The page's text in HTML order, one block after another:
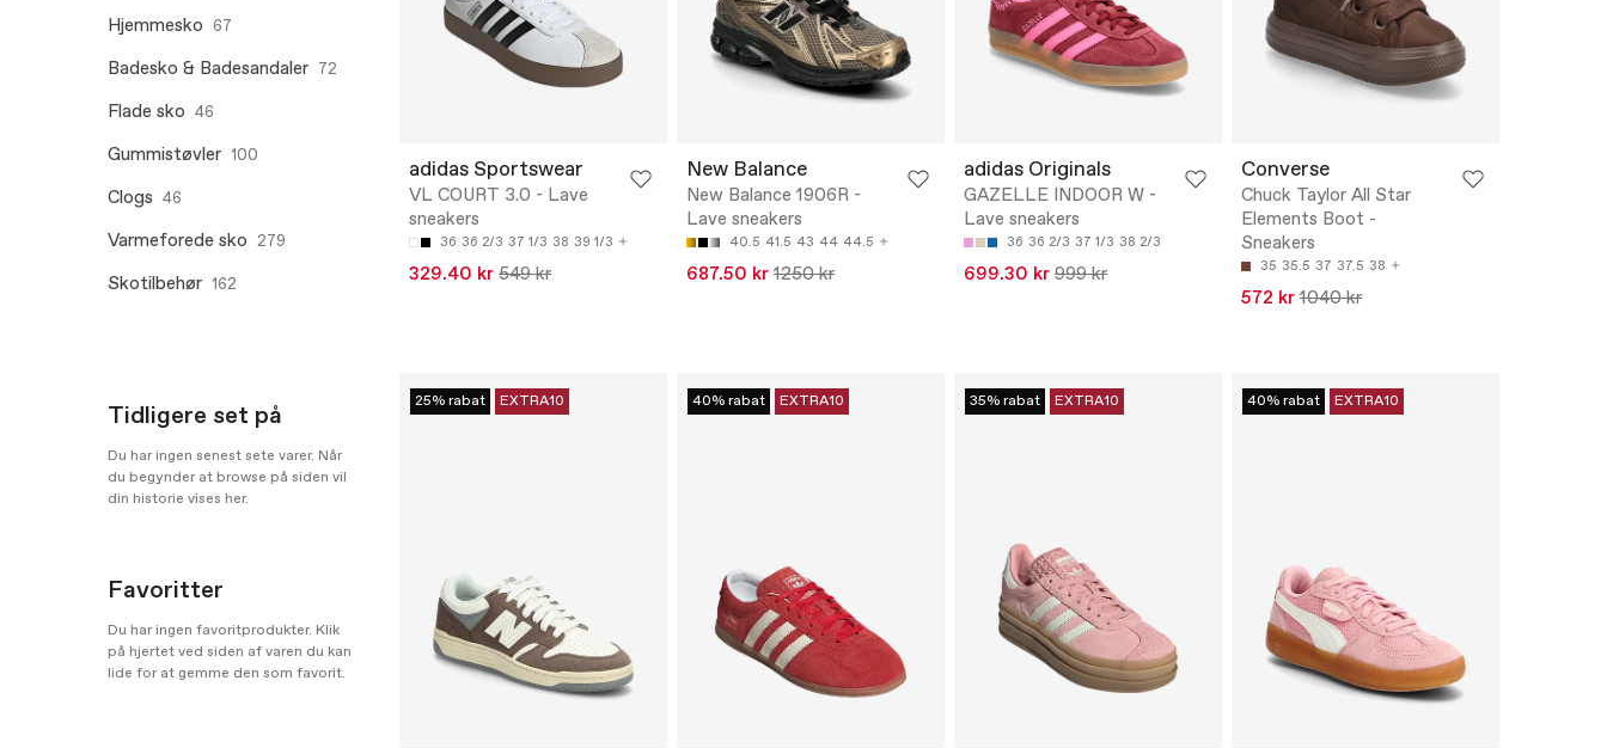
Hjemmesko 67
Badesko & Badesandaler 72
Flade sko 46
Gummistøvler 100
Clogs 46
Varmeforede sko 279
Skotilbehør 162
Tidligere set på
Du har ingen senest sete varer. Når
du begynder at browse på siden vil
din historie vises her.
Favoritter
Du har ingen favoritprodukter. Klik
på hjertet ved siden af varen du kan
lide for at gemme den som favorit.
adidas Sportswear
VL COURT 3.0 - Lave
sneakers
36 36 2/3 37 1/3 38 39 1/3
329.40 kr 549 kr
New Balance
New Balance 1906R -
Lave sneakers
40.5 41.5 43 44 44.5
687.50 kr 1250 kr
adidas Originals
GAZELLE INDOOR W -
Lave sneakers
36 36 2/3 37 1/3 38 2/3
699.30 kr 999 kr
Converse
Chuck Taylor All Star
Elements Boot -
Sneakers
35 35.5 37 37.5 38
572 kr 1040 kr
25% rabat EXTRA10 40% rabat EXTRA10 35% rabat EXTRA10 40% rabat EXTRA10